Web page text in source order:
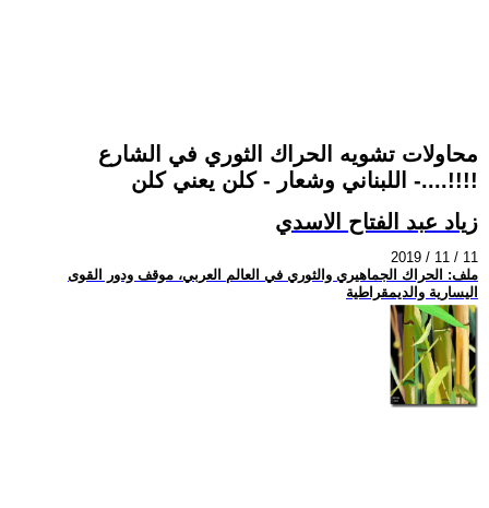
محاولات تشويه الحراك الثوري في الشارع
اللبناني وشعار - كلن يعني كلن -....!!!!
زياد عبد الفتاح الاسدي
2019 / 11 / 11
ملف: الحراك الجماهيري والثوري في العالم العربي، موقف ودور القوى
اليسارية والديمقراطية